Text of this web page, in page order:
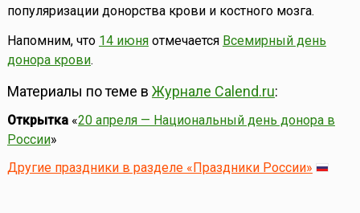
популяризации донорства крови и костного мозга.
Напомним, что 14 июняотмечается Всемирный день
донора крови.
Материалы по теме в Журнале Calend.ru:
Открытка«20 апреля — Национальный день донора в
России»
Другие праздники в разделе «Праздники России»